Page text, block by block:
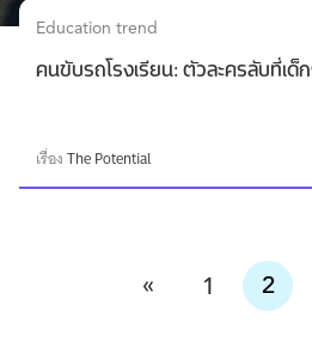
Education trend
คนขับรถโรงเรียน: ตัวละครลับที่เด็
เรื่องThe Potential
« 1 2